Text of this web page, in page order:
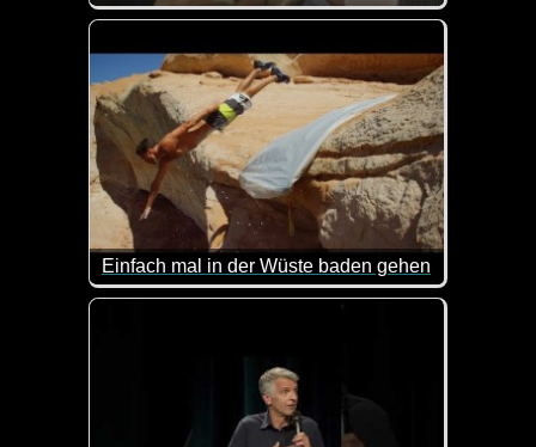
Dieser Spot würde unseren Neffen heute auch
Einfach mal in der Wüste baden gehen
Irre Location, super Idee und irgendwie total